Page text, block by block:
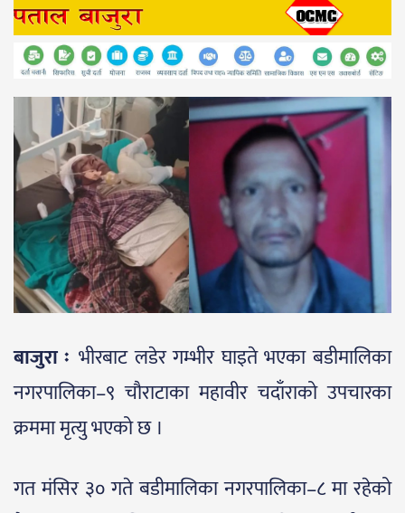
बाजुरा ःभीरबाट लडेर गम्भीर घाइते भएका बडीमालिका
नगरपालिका–९ चौराटाका महावीर चदाँराको उपचारका
क्रममा मृत्यु भएको छ ।
गत मंसिर ३० गते बडीमालिका नगरपालिका–८ मा रहेको